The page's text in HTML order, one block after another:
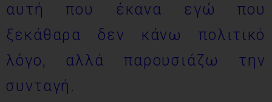
αυτή που έκανα εγώ που
ξεκάθαρα δεν κάνω πολιτικό
λόγο, αλλά παρουσιάζω την
συνταγή.